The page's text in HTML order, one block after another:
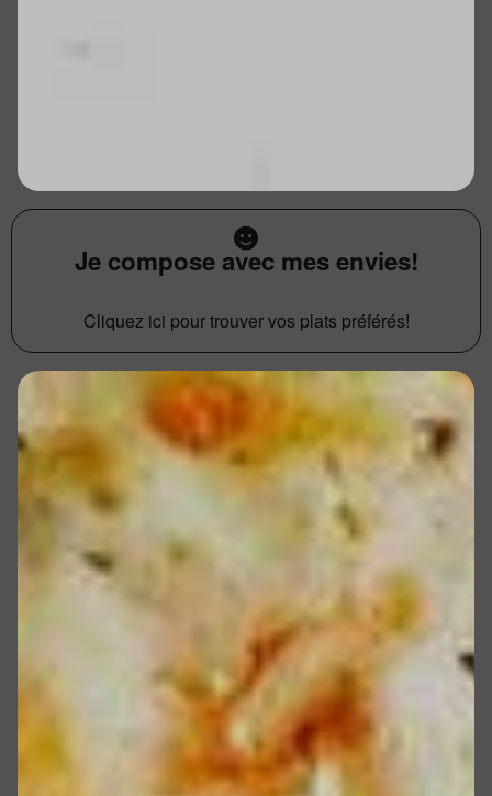
Je compose avec mes envies!
Cliquez ici pour trouver vos plats préférés!